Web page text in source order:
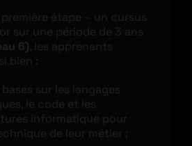
étape – un cursus
sur une période de 3 ans
6), les apprenants
bien :
sur les langages
le code et les
informatique pour
de leur métier ;